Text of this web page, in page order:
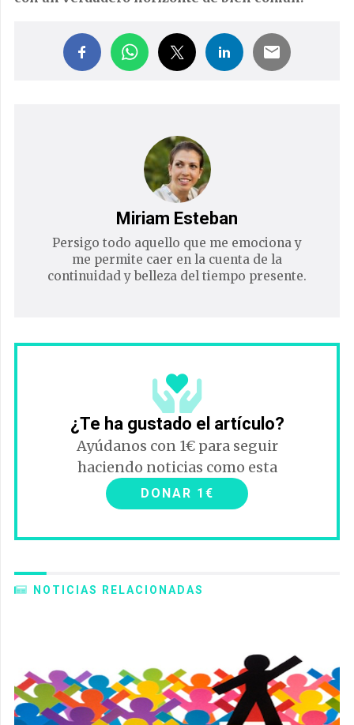
Miriam Esteban
Persigo todo aquello que me emociona y
me permite caer en la cuenta de la
continuidad y belleza del tiempo presente.
¿Te ha gustado el artículo?
Ayúdanos con 1€ para seguir
haciendo noticias como esta
DONAR 1€
NOTICIAS RELACIONADAS